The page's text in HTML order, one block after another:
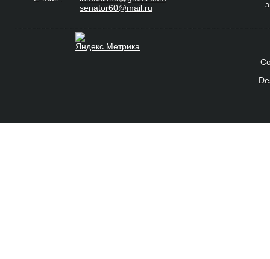
senator60@mail.ru